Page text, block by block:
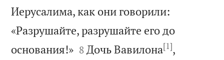
Иерусалима, как они говорили:
«Разрушайте, разрушайте его до
основания!»
8 Дочь Вавилона[1],